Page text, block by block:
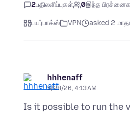
2பதிலளிப்புகள் 0இந்த
பயர்பாக்ஸ் VPN asked 2
hhhenaff
5/28/26, 4:13 AM